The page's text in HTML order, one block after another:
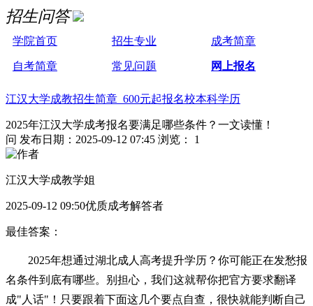
招生问答
学院首页 招生专业 成考简章
自考简章 常见问题 网上报名
江汉大学成教招生简章 600元起报名校本科学历
2025年江汉大学成考报名要满足哪些条件？一文读懂！
问 发布日期：2025-09-12 07:45 浏览： 1
江汉大学成教学姐
2025-09-12 09:50优质成考解答者
最佳答案：
2025年想通过湖北成人高考提升学历？你可能正在发愁报
名条件到底有哪些。别担心，我们这就帮你把官方要求翻译
成"人话"！只要跟着下面这几个要点自查，很快就能判断自己